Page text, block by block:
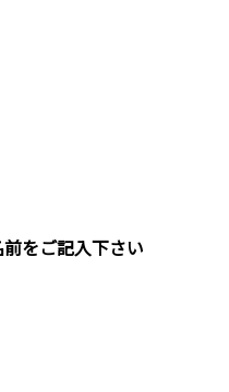
をご記入下さい